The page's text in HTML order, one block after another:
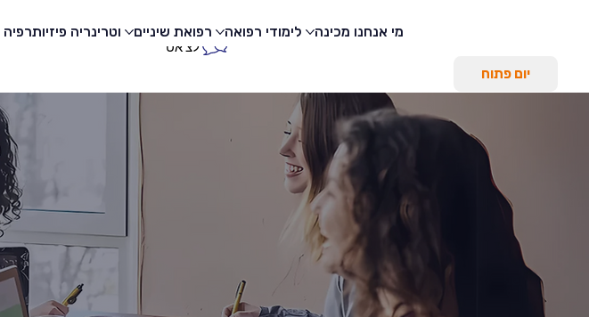
יום פתוח
מי אנחנו מכינה לימודי רפואה רפואת שיניים וטרינריה פיזיותרפיה
לצ'אט